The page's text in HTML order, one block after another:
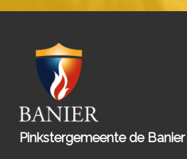
Pinkstergemeente de Banier